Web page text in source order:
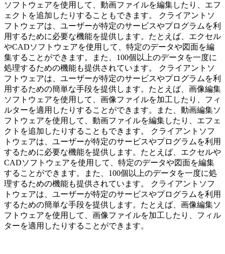
ソフトウェアを使用して、動画ファイルを編集したり、エフ
ェクトを追加したりすることもできます。 クライアントソ
フトウェアは、ユーザーが特定のサービスやプログラムを利
用するために必要な機能を提供します。たとえば、エクセル
やCADソフトウェアを使用して、特定のデータや図面を編
集することができます。また、100個以上のデータを一度に
処理するための機能も提供されています。 クライアントソ
フトウェアは、ユーザーが特定のサービスやプログラムを利
用するための簡単な手段を提供します。たとえば、画像編集
ソフトウェアを使用して、画像ファイルを加工したり、フィ
ルターを適用したりすることができます。また、動画編集ソ
フトウェアを使用して、動画ファイルを編集したり、エフェ
クトを追加したりすることもできます。 クライアントソフ
トウェアは、ユーザーが特定のサービスやプログラムを利用
するために必要な機能を提供します。たとえば、エクセルや
CADソフトウェアを使用して、特定のデータや図面を編集
することができます。また、100個以上のデータを一度に処
理するための機能も提供されています。 クライアントソフ
トウェアは、ユーザーが特定のサービスやプログラムを利用
するための簡単な手段を提供します。たとえば、画像編集ソ
フトウェアを使用して、画像ファイルを加工したり、フィル
ターを適用したりすることができます。